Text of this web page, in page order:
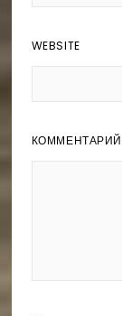
WEBSITE
КОММЕНТАРИЙ